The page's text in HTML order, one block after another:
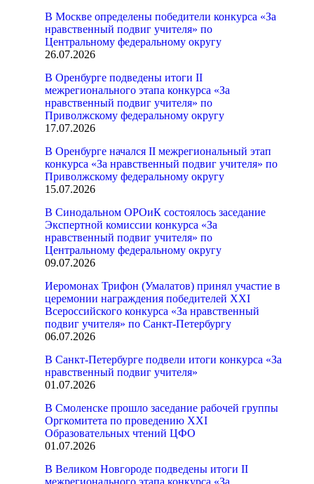
В Москве определены победители конкурса «За
нравственный подвиг учителя» по
Центральному федеральному округу
26.07.2026
В Оренбурге подведены итоги II
межрегионального этапа конкурса «За
нравственный подвиг учителя» по
Приволжскому федеральному округу
17.07.2026
В Оренбурге начался II межрегиональный этап
конкурса «За нравственный подвиг учителя» по
Приволжскому федеральному округу
15.07.2026
В Синодальном ОРОиК состоялось заседание
Экспертной комиссии конкурса «За
нравственный подвиг учителя» по
Центральному федеральному округу
09.07.2026
Иеромонах Трифон (Умалатов) принял участие в
церемонии награждения победителей XXI
Всероссийского конкурса «За нравственный
подвиг учителя» по Санкт-Петербургу
06.07.2026
В Санкт-Петербурге подвели итоги конкурса «За
нравственный подвиг учителя»
01.07.2026
В Смоленске прошло заседание рабочей группы
Оргкомитета по проведению XXI
Образовательных чтений ЦФО
01.07.2026
В Великом Новгороде подведены итоги II
межрегионального этапа конкурса «За